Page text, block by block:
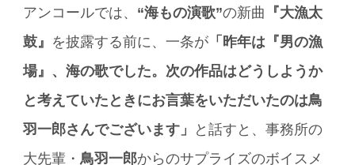
アンコールでは、 “海もの演歌”の新曲
『大漁太
鼓』 を披露する前に、一条が 「昨年は『男の漁
場』、海の歌でした。次の作品はどうしようか
と考えていたときにお言葉をいただいたのは鳥
羽一郎さんでございます」
と話すと、事務所の
大先輩・鳥羽一郎からのサプライズのボイスメ